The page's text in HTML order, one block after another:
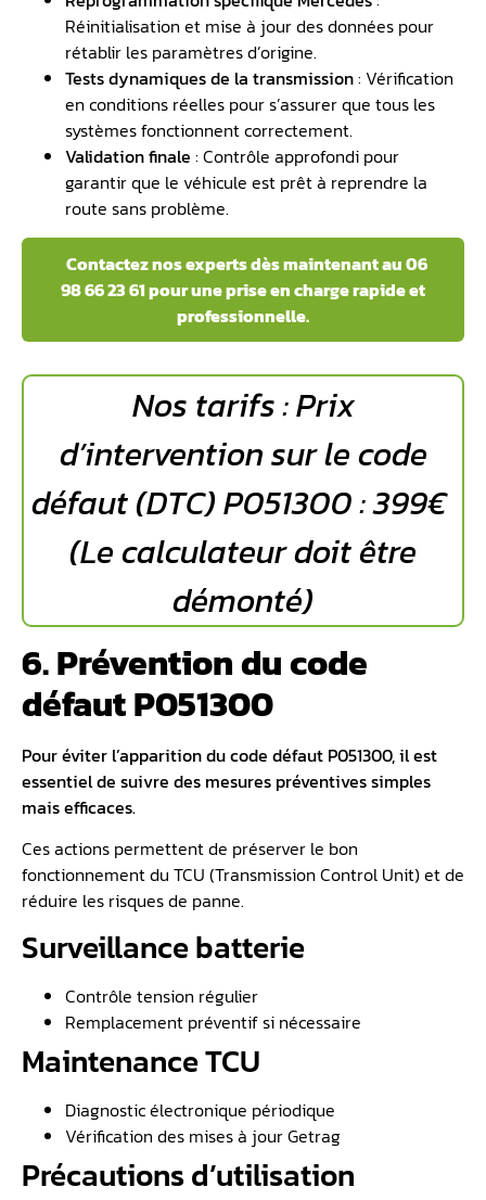
Réinitialisation et mise à jour des données pour
rétablir les paramètres d’origine.
Tests dynamiques de la transmission: Vérification
en conditions réelles pour s’assurer que tous les
systèmes fonctionnent correctement.
Validation finale : Contrôle approfondi pour
garantir que le véhicule est prêt à reprendre la
route sans problème.
Contactez nos experts dès maintenant au 06
98 66 23 61 pour une prise en charge rapide et
professionnelle.
Nos tarifs : Prix
d’intervention sur lecode
défaut (DTC)P051300 : 399€
(Le calculateur doit être
démonté)
6. Prévention du code
défaut P051300
Pour éviter l’apparition du code défaut P051300, il est
essentiel de suivre des mesures préventives simples
mais efficaces.
Ces actions permettent de préserver le bon
fonctionnement du TCU (Transmission Control Unit) et de
réduire les risques de panne.
Surveillance batterie
Contrôle tension régulier
Remplacement préventif si nécessaire
Maintenance TCU
Diagnostic électronique périodique
Vérification des mises à jour Getrag
Précautions d’utilisation